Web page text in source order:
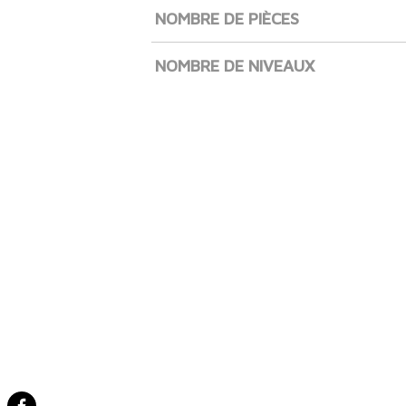
NOMBRE DE PIÈCES
NOMBRE DE NIVEAUX